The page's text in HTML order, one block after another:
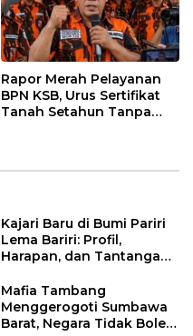
Rapor Merah Pelayanan
BPN KSB, Urus Sertifikat
Tanah Setahun Tanpa
Kajari Baru di Bumi Pariri
Lema Bariri: Profil,
Harapan, dan Tantangan
Mafia Tambang
Menggerogoti Sumbawa
Barat, Negara Tidak Boleh